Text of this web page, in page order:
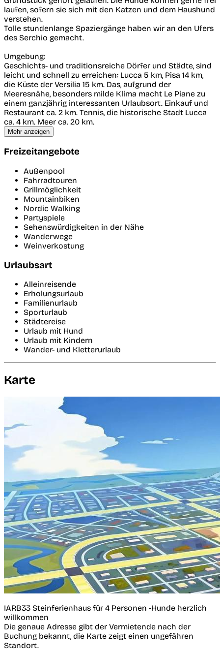
laufen, sofern sie sich mit den Katzen und dem Haushund
verstehen.
Tolle stundenlange Spaziergänge haben wir an den Ufers
des Serchio gemacht.
Umgebung:
Geschichts- und traditionsreiche Dörfer und Städte, sind
leicht und schnell zu erreichen: Lucca 5 km, Pisa 14 km,
die Küste der Versilia 15 km. Das, aufgrund der
Meeresnähe, besonders milde Klima macht Le Piane zu
einem ganzjährig interessanten Urlaubsort. Einkauf und
Restaurant ca. 2 km. Tennis, die historische Stadt Lucca
ca. 4 km. Meer ca. 20 km.
Mehr anzeigen
Freizeitangebote
Außenpool
Fahrradtouren
Grillmöglichkeit
Mountainbiken
Nordic Walking
Partyspiele
Sehenswürdigkeiten in der Nähe
Wanderwege
Weinverkostung
Urlaubsart
Alleinreisende
Erholungsurlaub
Familienurlaub
Sporturlaub
Städtereise
Urlaub mit Hund
Urlaub mit Kindern
Wander- und Kletterurlaub
Karte
IARB33 Steinferienhaus für 4 Personen -Hunde herzlich
willkommen
Die genaue Adresse gibt der Vermietende nach der
Buchung bekannt, die Karte zeigt einen ungefähren
Standort.